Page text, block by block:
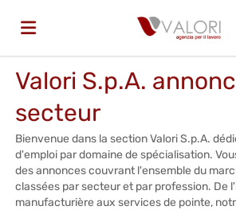
Accueil
Emplois
Déposez
Valori S.p.A.
secteur
Bienvenue dans la section Valori S.p.A.
d'emploi par domaine de spécialisation.
des annonces couvrant l'ensemble du
classées par secteur et par profession. De
manufacturière aux services de pointe,